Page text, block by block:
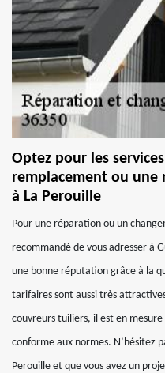
Optez pour les
remplacement ou
à La Perouille
Pour une réparation ou un
recommandé de vous adresser à
une bonne réputation grâce à la
tarifaires sont aussi très
couvreurs tuiliers, il est en
conforme aux normes. N’hésitez
Perouille et que vous avez un